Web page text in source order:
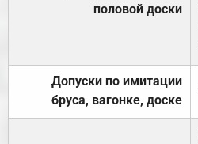
половой доски
Допуски по имитации
бруса, вагонке, доске